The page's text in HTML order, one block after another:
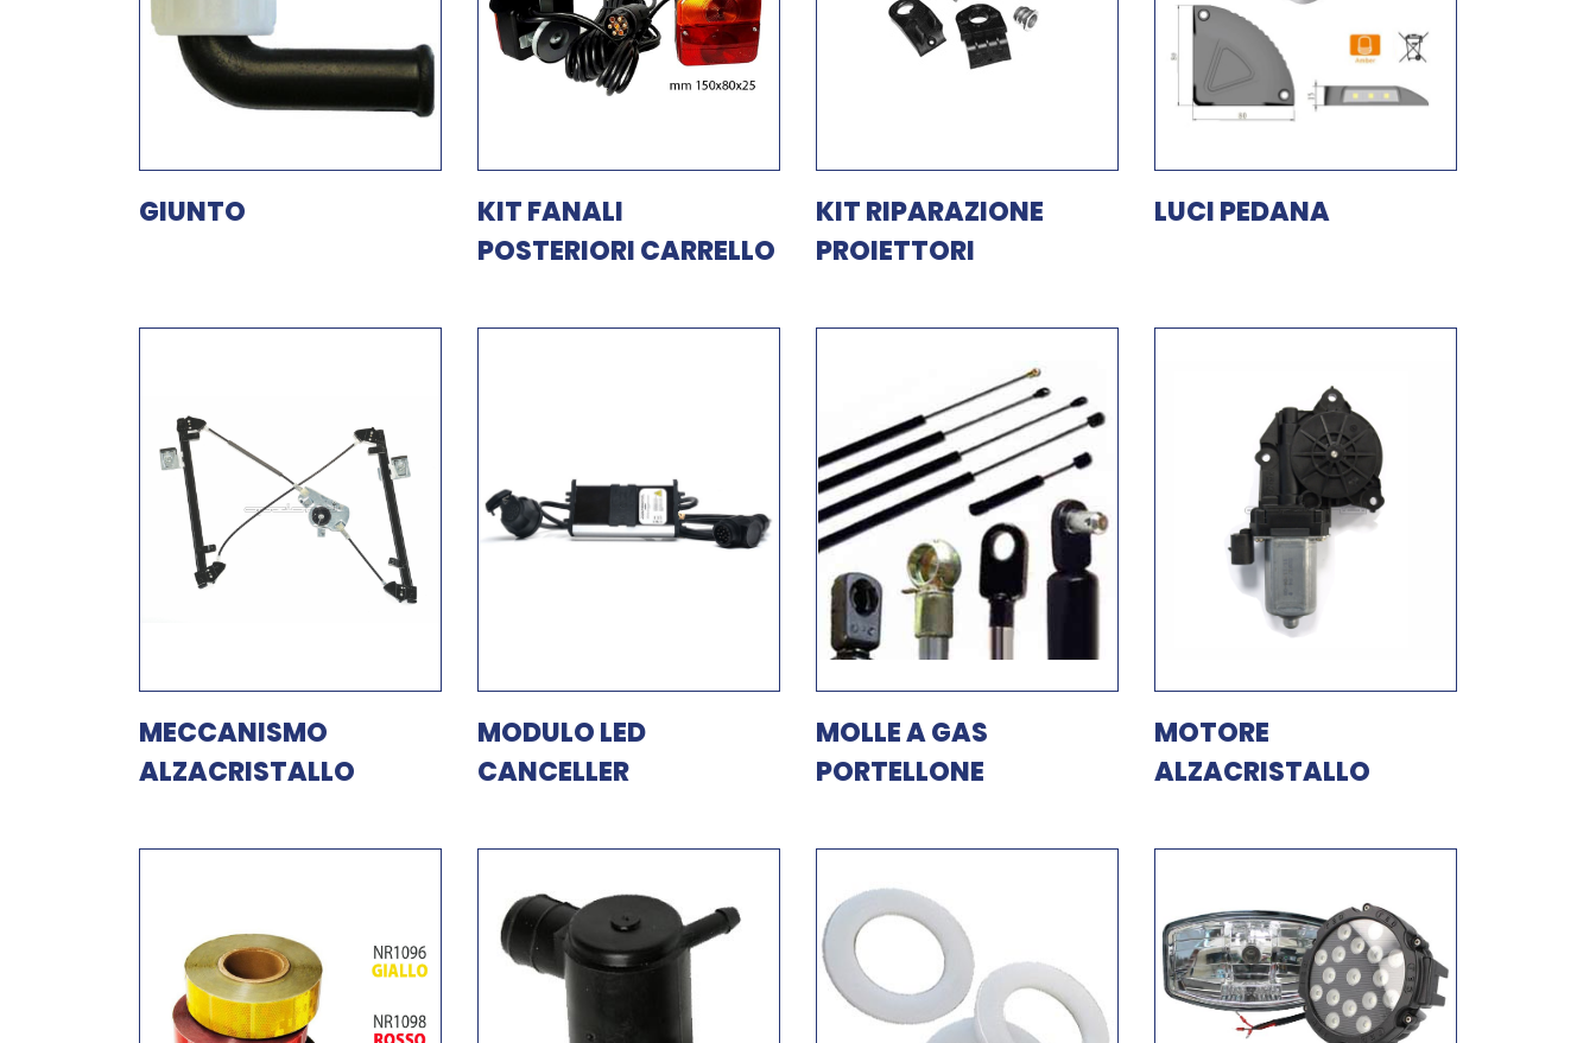
GIUNTO
KIT FANALI
POSTERIORI CARRELLO
KIT RIPARAZIONE
PROIETTORI
LUCI PEDANA
MECCANISMO
ALZACRISTALLO
MODULO LED
CANCELLER
MOLLE A GAS
PORTELLONE
MOTORE
ALZACRISTALLO